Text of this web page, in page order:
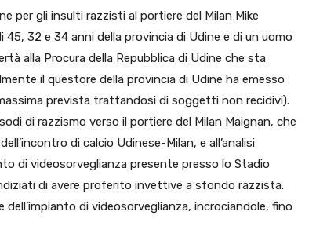
per gli insulti razzisti al portiere del Milan Mike
32 e 34 anni della provincia di Udine e di un uomo
alla Procura della Repubblica di Udine che sta
il questore della provincia di Udine ha emesso
prevista trattandosi di soggetti non recidivi).
di razzismo verso il portiere del Milan Maignan, che
di calcio Udinese-Milan, e all’analisi
di videosorveglianza presente presso lo Stadio
di avere proferito invettive a sfondo razzista.
di videosorveglianza, incrociandole, fino